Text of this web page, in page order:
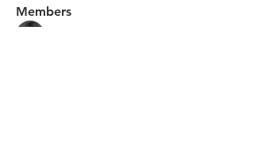
Members